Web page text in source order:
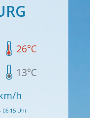
26°C
13°C
h
06:15 Uhr